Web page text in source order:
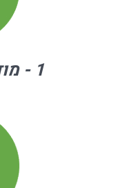
1 - מודדים את השטח